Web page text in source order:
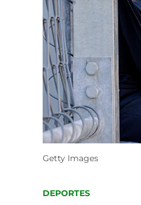
Getty Images
POSTED
DEPORTES